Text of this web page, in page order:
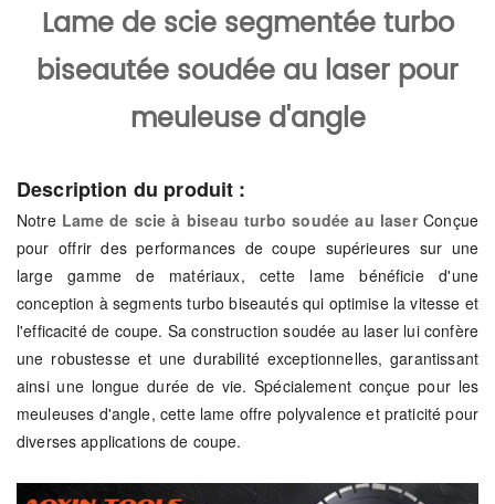
Lame de scie segmentée turbo
biseautée soudée au laser pour
meuleuse d'angle
Description du produit :
Notre Lame de scie à biseau turbo soudée au laserConçue
pour offrir des performances de coupe supérieures sur une
large gamme de matériaux, cette lame bénéficie d'une
conception à segments turbo biseautés qui optimise la vitesse et
l'efficacité de coupe. Sa construction soudée au laser lui confère
une robustesse et une durabilité exceptionnelles, garantissant
ainsi une longue durée de vie. Spécialement conçue pour les
meuleuses d'angle, cette lame offre polyvalence et praticité pour
diverses applications de coupe.